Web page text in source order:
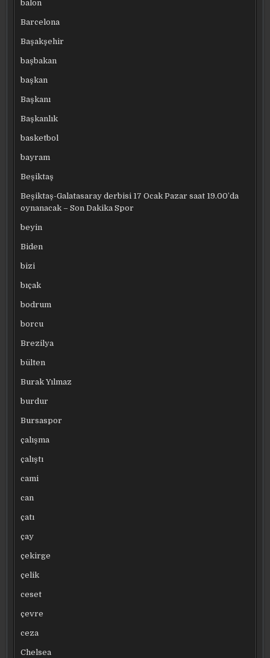
balon
Barcelona
Başakşehir
başbakan
başkan
Başkanı
Başkanlık
basketbol
bayram
Beşiktaş
Beşiktaş-Galatasaray derbisi 17 Ocak Pazar saat 19.00’da
oynanacak – Son Dakika Spor
beyin
Biden
bizi
bıçak
bodrum
borcu
Brezilya
bülten
Burak Yılmaz
burdur
Bursaspor
çalışma
çalıştı
cami
can
çatı
çay
çekirge
çelik
ceset
çevre
ceza
Chelsea